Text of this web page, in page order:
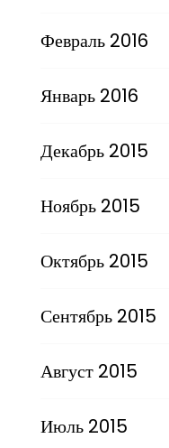
Февраль 2016
Январь 2016
Декабрь 2015
Ноябрь 2015
Октябрь 2015
Сентябрь 2015
Август 2015
Июль 2015